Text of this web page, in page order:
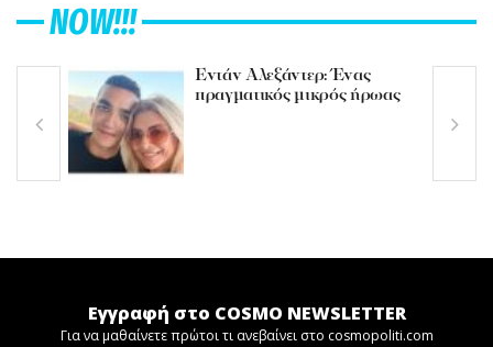
NOW!!!
Εντάν Αλεξάντερ: Ένας
πραγματικός μικρός ήρωας
Εγγραφή στο COSMO NEWSLETTER
Για να μαθαίνετε πρώτοι τι ανεβαίνει στο cosmopoliti.com